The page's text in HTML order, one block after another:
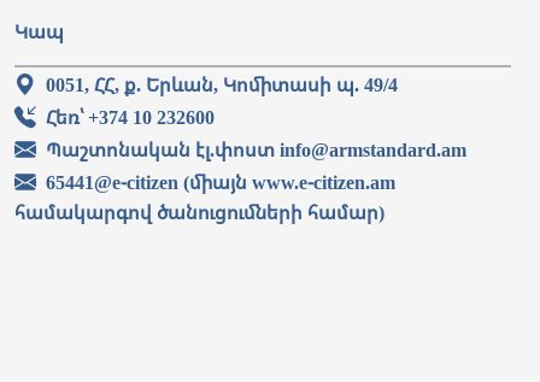
Կապ
0051, ՀՀ, ք. Երևան, Կոմիտասի պ. 49/4
Հեռ՝ +374 10 232600
Պաշտոնական էլ.փոստ info@armstandard.am
65441@e-citizen (միայն www.e-citizen.am
համակարգով ծանուցումների համար)